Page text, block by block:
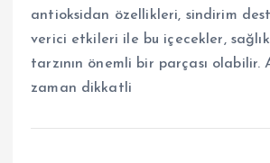
antioksidan özellikleri, sindirim
verici etkileri ile bu içecekler,
tarzının önemli bir parçası olabilir.
zaman dikkatli